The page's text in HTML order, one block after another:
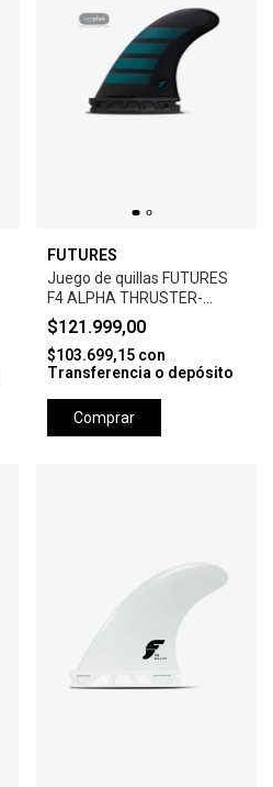
FUTURES
Juego de quillas FUTURES
F4 ALPHA THRUSTER-
BALANCED SMALL -
CARBON/AQUA
$121.999,00
$103.699,15 con
Transferencia o depósito
Comprar